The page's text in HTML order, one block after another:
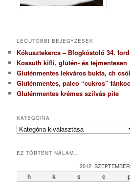
LEGUTÓBBI BEJEGYZÉSEK
Kókusztekercs – Blogkóstoló 34.
Kossuth kifli, glutén- és tejmentesen
Gluténmentes lekváros bukta, ch
Gluténmentes, paleo “cukros”
Gluténmentes krémes szilvás pite
KATEGÓRIA
K
e
r
EZ TÖRTÉNT NÁLAM…
2012. SZEPTEMBER
h k s c